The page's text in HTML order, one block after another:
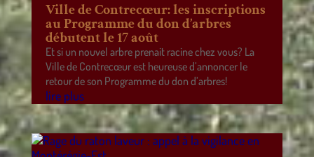
Ville de Contrecœur: les inscriptions
au Programme du don d’arbres
débutent le 17 août
Et si un nouvel arbre prenait racine chez vous? La
Ville de Contrecœur est heureuse d’annoncer le
retour de son Programme du don d’arbres!
lire plus